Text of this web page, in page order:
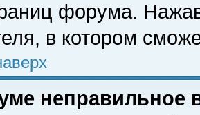
форума.
в котором
неправильное